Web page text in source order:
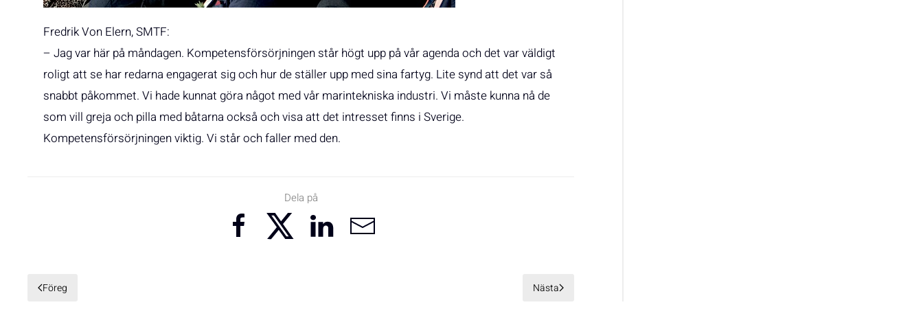
Fredrik Von Elern, SMTF:
– Jag var här på måndagen. Kompetensförsörjningen står högt upp på vår agenda och det var väldigt
roligt att se har redarna engagerat sig och hur de ställer upp med sina fartyg. Lite synd att det var så
snabbt påkommet. Vi hade kunnat göra något med vår marintekniska industri. Vi måste kunna nå de
som vill greja och pilla med båtarna också och visa att det intresset finns i Sverige.
Kompetensförsörjningen viktig. Vi står och faller med den.
Dela på
Föreg Nästa